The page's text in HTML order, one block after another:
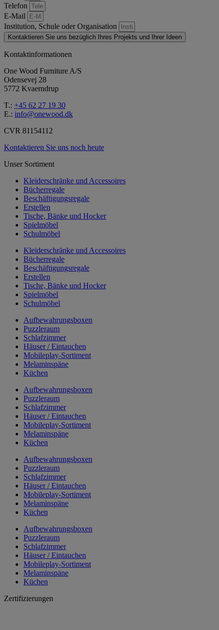
Telefon
E-Mail
Institution, Schule oder Organisation
Kontaktieren Sie uns bezüglich Ihres Projekts und Ihrer Ideen
Kontaktinformationen
One Wood Furniture A/S
Odensevej 28
5772 Kvaerndrup
T.: +45 62 27 19 30
E.: info@onewood.dk
CVR 81154112
Kontaktieren Sie uns noch heute
Unser Sortiment
Kleiderschränke und Accessoires
Bücherregale
Beschäftigungsregale
Erstellen
Tische, Bänke und Hocker
Spielmöbel
Schulmöbel
Kleiderschränke und Accessoires
Bücherregale
Beschäftigungsregale
Erstellen
Tische, Bänke und Hocker
Spielmöbel
Schulmöbel
Aufbewahrungsboxen
Puzzleraum
Schlafzimmer
Häuser / Eintauchen
Mobileplay-Sortiment
Melaminspäne
Küchen
Aufbewahrungsboxen
Puzzleraum
Schlafzimmer
Häuser / Eintauchen
Mobileplay-Sortiment
Melaminspäne
Küchen
Aufbewahrungsboxen
Puzzleraum
Schlafzimmer
Häuser / Eintauchen
Mobileplay-Sortiment
Melaminspäne
Küchen
Aufbewahrungsboxen
Puzzleraum
Schlafzimmer
Häuser / Eintauchen
Mobileplay-Sortiment
Melaminspäne
Küchen
Zertifizierungen